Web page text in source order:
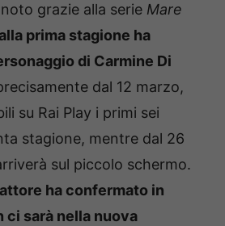
grazie alla serie Mare
prima stagione ha
di Carmine Di
dal 12 marzo,
su Rai Play i primi sei
stagione, mentre dal 26
sul piccolo schermo.
ha confermato in
ci sarà nella nuova